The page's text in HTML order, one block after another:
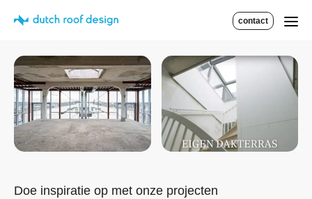
contact
Doe inspiratie op met onze projecten